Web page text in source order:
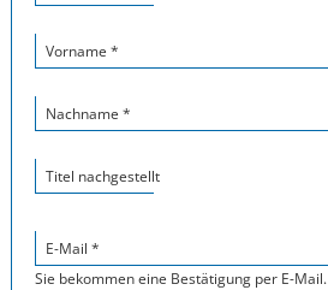
Vorname *
Nachname *
Titel nachgestellt
E-Mail *
Sie bekommen eine Bestätigung per E-Mail.